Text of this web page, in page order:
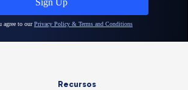
Recursos